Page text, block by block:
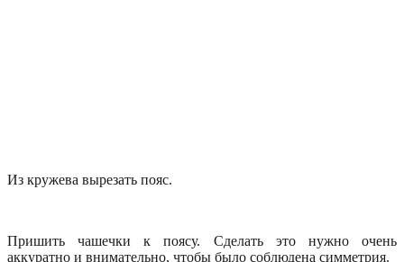
Из кружева вырезать пояс.
Пришить чашечки к поясу. Сделать это нужно очень
аккуратно и внимательно, чтобы было соблюдена симметрия.